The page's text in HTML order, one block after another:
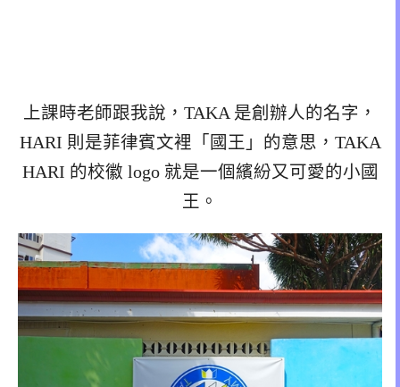
上課時老師跟我說，TAKA 是創辦人的名字，
HARI 則是菲律賓文裡「國王」的意思，TAKA
HARI 的校徽 logo 就是一個繽紛又可愛的小國
王。